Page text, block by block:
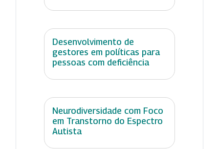
Desenvolvimento de
gestores em políticas para
pessoas com deficiência
Neurodiversidade com Foco
em Transtorno do Espectro
Autista